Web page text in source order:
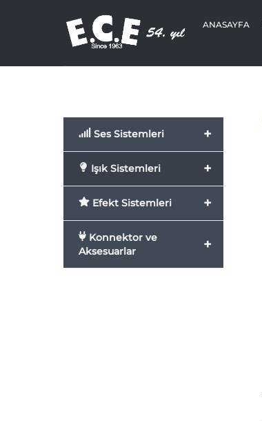
ANASAYFA
+
Ses Sistemleri
+
Işık Sistemleri
+
Efekt Sistemleri
+
Konnektor ve
Aksesuarlar